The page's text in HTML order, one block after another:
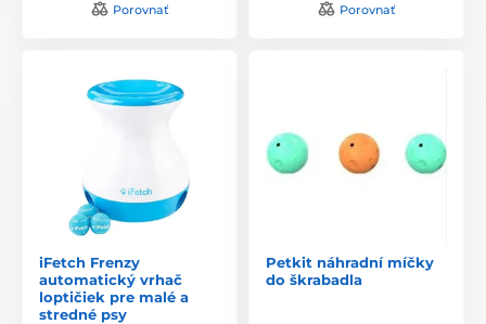
Porovnať Porovnať
iFetch Frenzy
automatický vrhač
loptičiek pre malé a
stredné psy
Petkit náhradní míčky
do škrabadla